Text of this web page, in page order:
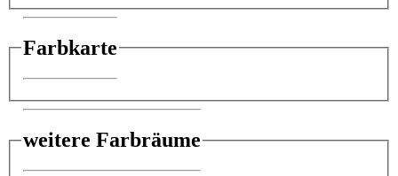
Farbkarte
weitere Farbräume